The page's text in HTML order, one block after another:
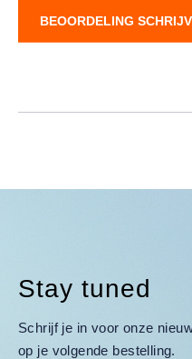
BEOORDELING
Stay tuned
Schrijf je in voor onze
op je volgende bestelling.